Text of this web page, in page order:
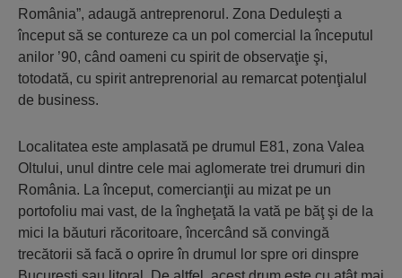
România”, adaugă antreprenorul. Zona Deduleşti a
început să se contureze ca un pol comercial la începutul
anilor ’90, când oameni cu spirit de observaţie şi,
totodată, cu spirit antreprenorial au remarcat potenţialul
de business.
Localitatea este amplasată pe drumul E81, zona Valea
Oltului, unul dintre cele mai aglomerate trei drumuri din
România. La început, comercianţii au mizat pe un
portofoliu mai vast, de la îngheţată la vată pe băţ şi de la
mici la băuturi răcoritoare, încercând să convingă
trecătorii să facă o oprire în drumul lor spre ori dinspre